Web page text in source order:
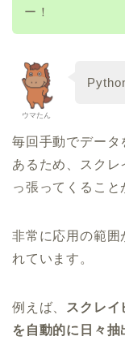
ー！
ウマたん
毎回手動でデータ
あるため、スクレ
っ張ってくること
非常に応用の範囲
れています。
例えば、
スクレイ
を自動的に日々